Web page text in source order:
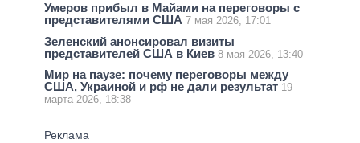
Умеров прибыл в Майами на переговоры с
представителями США 7 мая 2026, 17:01
Зеленский анонсировал визиты
представителей США в Киев 8 мая 2026, 13:40
Мир на паузе: почему переговоры между
США, Украиной и рф не дали результат 19
марта 2026, 18:38